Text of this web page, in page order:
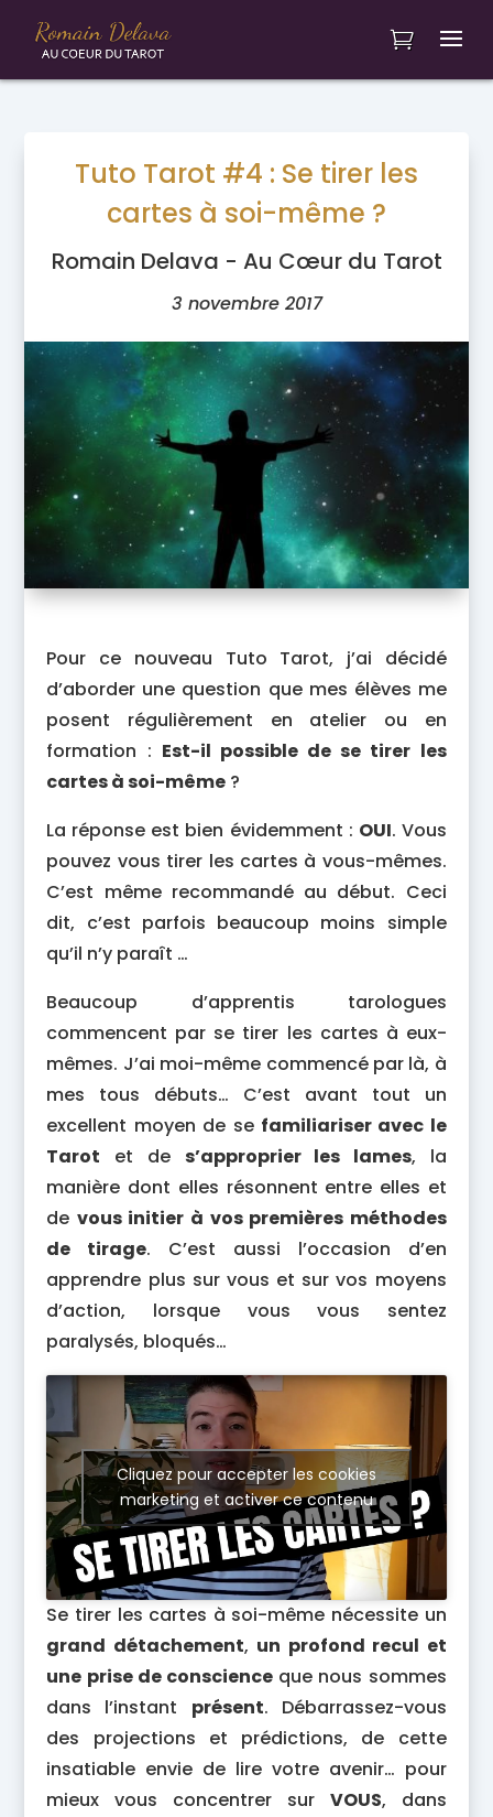
Tuto Tarot #4 : Se tirer les
cartes à soi-même ?
Romain Delava - Au Cœur du Tarot
3 novembre 2017
Pour ce nouveau Tuto Tarot, j’ai décidé
d’aborder une question que mes élèves me
posent régulièrement en atelier ou en
formation : Est-il possible de se tirer les
cartes à soi-même ?
La réponse est bien évidemment : OUI. Vous
pouvez vous tirer les cartes à vous-mêmes.
C’est même recommandé au début. Ceci
dit, c’est parfois beaucoup moins simple
qu’il n’y paraît …
Beaucoup d’apprentis tarologues
commencent par se tirer les cartes à eux-
mêmes. J’ai moi-même commencé par là, à
mes tous débuts… C’est avant tout un
excellent moyen de se familiariser avec le
Tarot et de s’approprier les lames, la
manière dont elles résonnent entre elles et
de vous initier à vos premières méthodes
de tirage. C’est aussi l’occasion d’en
apprendre plus sur vous et sur vos moyens
d’action, lorsque vous vous sentez
paralysés, bloqués…
Cliquez pour accepter les cookies
marketing et activer ce contenu
Se tirer les cartes à soi-même nécessite un
grand détachement, un profond recul et
une prise de conscience que nous sommes
dans l’instant présent. Débarrassez-vous
des projections et prédictions, de cette
insatiable envie de lire votre avenir… pour
mieux vous concentrer sur VOUS, dans